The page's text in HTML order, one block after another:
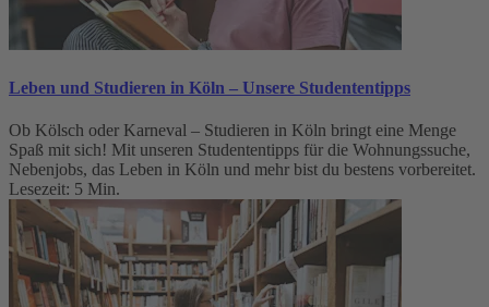
Leben und Studieren in Köln – Unsere Studententipps
Ob Kölsch oder Karneval – Studieren in Köln bringt eine Menge
Spaß mit sich! Mit unseren Studententipps für die Wohnungssuche,
Nebenjobs, das Leben in Köln und mehr bist du bestens vorbereitet.
Lesezeit: 5 Min.